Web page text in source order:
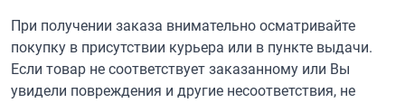
При получении заказа внимательно осматривайте
покупку в присутствии курьера или в пункте выдачи.
Если товар не соответствует заказанному или Вы
увидели повреждения и другие несоответствия, не